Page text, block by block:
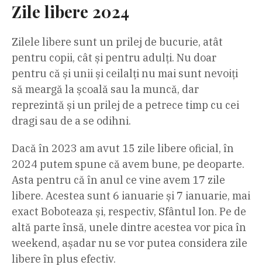
Zile libere 2024
Zilele libere sunt un prilej de bucurie, atât
pentru copii, cât și pentru adulți. Nu doar
pentru că și unii și ceilalți nu mai sunt nevoiți
să meargă la școală sau la muncă, dar
reprezintă și un prilej de a petrece timp cu cei
dragi sau de a se odihni.
Dacă în 2023 am avut 15 zile libere oficial, în
2024 putem spune că avem bune, pe deoparte.
Asta pentru că în anul ce vine avem 17 zile
libere. Acestea sunt 6 ianuarie și 7 ianuarie, mai
exact Boboteaza și, respectiv, Sfântul Ion. Pe de
altă parte însă, unele dintre acestea vor pica în
weekend, așadar nu se vor putea considera zile
libere în plus efectiv.